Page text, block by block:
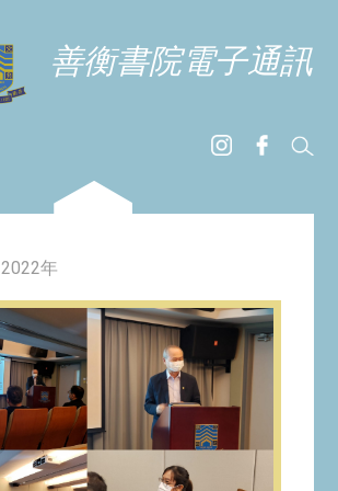
善衡書院電子通訊
2022年